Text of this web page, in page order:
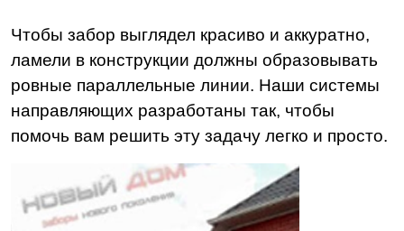
Чтобы забор выглядел красиво и аккуратно,
ламели в конструкции должны образовывать
ровные параллельные линии. Наши системы
направляющих разработаны так, чтобы
помочь вам решить эту задачу легко и просто.